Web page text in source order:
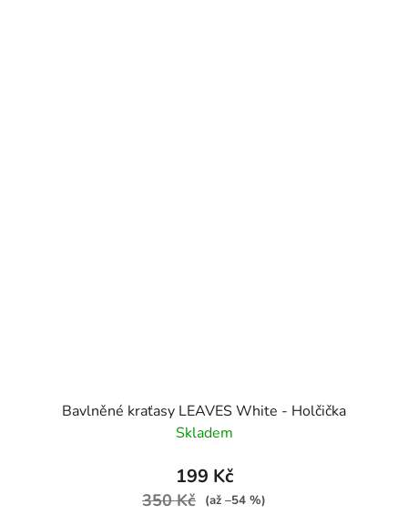
Bavlněné kraťasy LEAVES White - Holčička
Skladem
199 Kč
350 Kč (až –54 %)